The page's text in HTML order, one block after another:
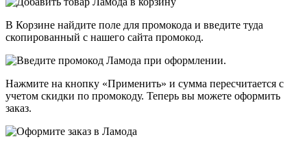
В Корзине найдите поле для промокода и введите туда
скопированный с нашего сайта промокод.
Нажмите на кнопку «Применить» и сумма пересчитается с
учетом скидки по промокоду. Теперь вы можете оформить
заказ.